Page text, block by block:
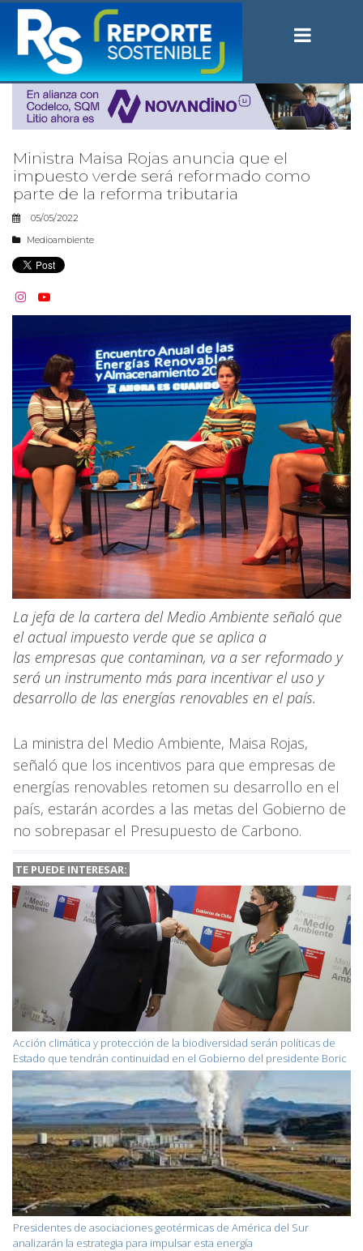
Ministra Maisa Rojas anuncia que el
impuesto verde será reformado como
parte de la reforma tributaria
05/05/2022
Medioambiente
 
La jefa de la cartera del Medio Ambiente señaló que
el actual impuesto verde que se aplica a
las empresas que contaminan, va a ser reformado y
será un instrumento más para incentivar el uso y
desarrollo de las energías renovables en el país.
La ministra del Medio Ambiente, Maisa Rojas,
señaló que los incentivos para que empresas de
energías renovables retomen su desarrollo en el
país, estarán acordes a las metas del Gobierno de
no sobrepasar el Presupuesto de Carbono.
TE PUEDE INTERESAR:
Acción climática y protección de la biodiversidad serán políticas de
Estado que tendrán continuidad en el Gobierno del presidente Boric
Presidentes de asociaciones geotérmicas de América del Sur
analizarán la estrategia para impulsar esta energía